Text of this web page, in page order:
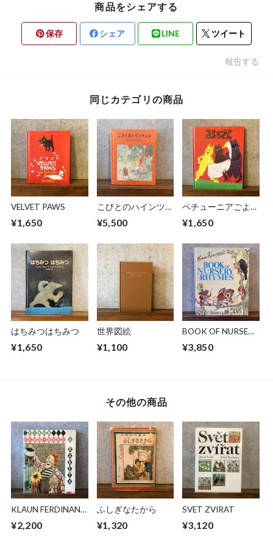
商品をシェアする
保存 シェア LINE ツイート
報告する
同じカテゴリの商品
VELVET PAWS
¥1,650
こびとのハインツェ
¥5,500
ペチューニアごよう
¥1,650
はちみつはちみつ
¥1,650
世界図絵
¥1,100
BOOK OF NURSERY
¥3,850
その他の商品
KLAUN FERDINAND
¥2,200
ふしぎなたから
¥1,320
SVET ZVIRAT
¥3,120